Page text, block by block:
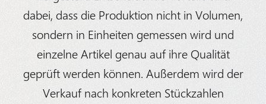
dabei, dass die Produktion nicht in Volumen,
sondern in Einheiten gemessen wird und
einzelne Artikel genau auf ihre Qualität
geprüft werden können. Außerdem wird der
Verkauf nach konkreten Stückzahlen